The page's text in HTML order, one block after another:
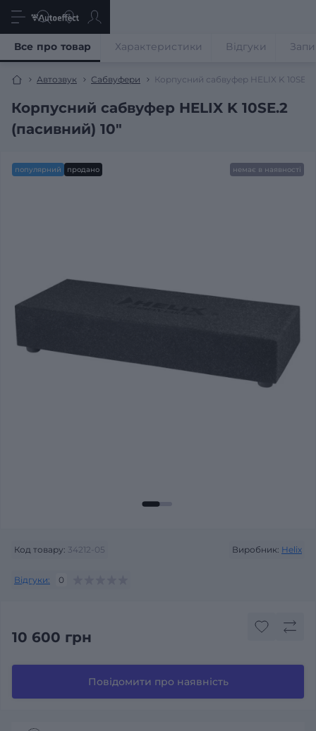
Автозвук Сабвуфери Корпусний сабвуфер HELIX K 10SE.2
Корпусний сабвуфер HELIX K 10SE.2
(пасивний) 10″
Все про товар Характеристики Відгуки
популярний продано немає в наявності
Код товару: 34212-05 Виробник: Helix
Відгуки: 0
10 600 грн
Повідомити про наявність